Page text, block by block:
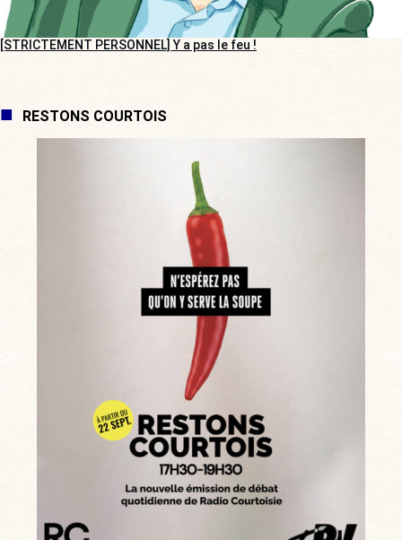
[STRICTEMENT PERSONNEL] Y a pas le feu !
RESTONS COURTOIS